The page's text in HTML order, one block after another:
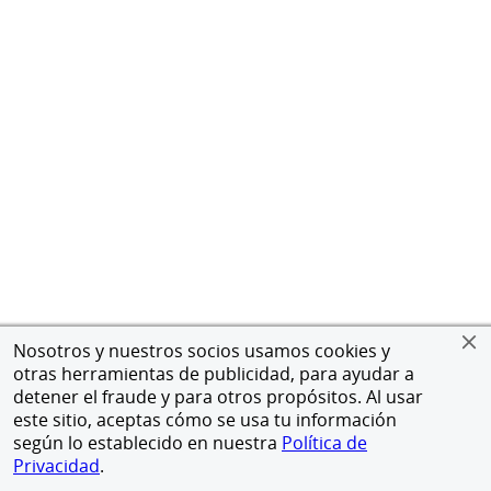
Nosotros y nuestros socios usamos cookies y
otras herramientas de publicidad, para ayudar a
detener el fraude y para otros propósitos. Al usar
este sitio, aceptas cómo se usa tu información
según lo establecido en nuestra Política de
Privacidad.